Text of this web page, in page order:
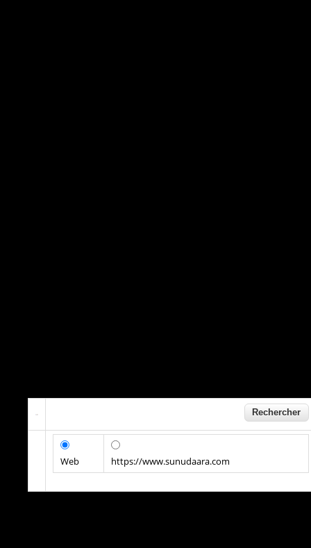
Web https://www.sunudaara.com